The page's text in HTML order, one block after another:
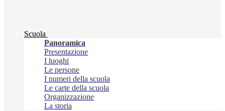
Scuola
Panoramica
Presentazione
I luoghi
Le persone
I numeri della scuola
Le carte della scuola
Organizzazione
La storia